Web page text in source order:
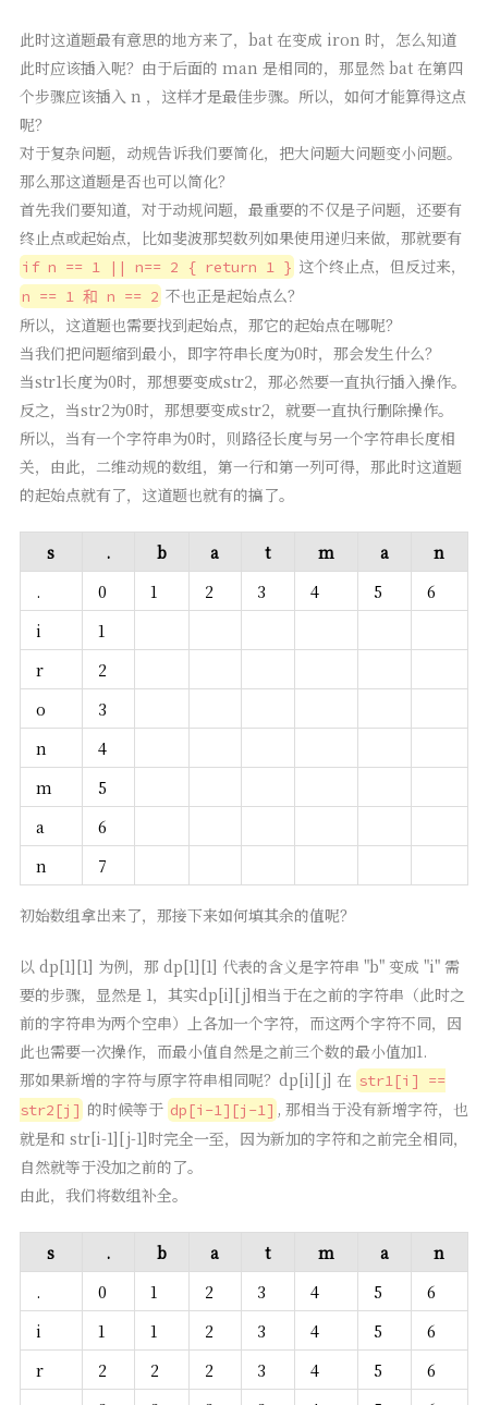
此时这道题最有意思的地方来了，bat 在变成 iron 时，怎么知道
此时应该插入呢？由于后面的 man 是相同的，那显然 bat 在第四
个步骤应该插入 n ，这样才是最佳步骤。所以，如何才能算得这点
呢？
对于复杂问题，动规告诉我们要简化，把大问题大问题变小问题。
那么那这道题是否也可以简化？
首先我们要知道，对于动规问题，最重要的不仅是子问题，还要有
终止点或起始点，比如斐波那契数列如果使用递归来做，那就要有
if n == 1 || n== 2 { return 1 }这个终止点，但反过来，
n == 1 和 n == 2不也正是起始点么？
所以，这道题也需要找到起始点，那它的起始点在哪呢？
当我们把问题缩到最小，即字符串长度为0时，那会发生什么？
当str1长度为0时，那想要变成str2，那必然要一直执行插入操作。
反之，当str2为0时，那想要变成str2，就要一直执行删除操作。
所以，当有一个字符串为0时，则路径长度与另一个字符串长度相
关，由此，二维动规的数组，第一行和第一列可得，那此时这道题
的起始点就有了，这道题也就有的搞了。
s . b a t m a
n
.
0 1 2 3 4 5
6
i
1
r
2
o
3
n
4
m
5
a
6
n
7
初始数组拿出来了，那接下来如何填其余的值呢？
以 dp[1][1] 为例，那 dp[1][1] 代表的含义是字符串 "b" 变成 "i" 需
要的步骤，显然是 1，其实dp[i][j]相当于在之前的字符串（此时之
前的字符串为两个空串）上各加一个字符，而这两个字符不同，因
此也需要一次操作，而最小值自然是之前三个数的最小值加1.
那如果新增的字符与原字符串相同呢？dp[i][j] 在 str1[i] ==
str2[j] 的时候等于 dp[i-1][j-1] , 那相当于没有新增字符，也
就是和 str[i-1][j-1]时完全一至，因为新加的字符和之前完全相同，
自然就等于没加之前的了。
由此，我们将数组补全。
s . b a t m a
n
.
0 1 2 3 4 5
6
i
1 1 2 3 4 5
6
r
2 2 2 3 4 5
6